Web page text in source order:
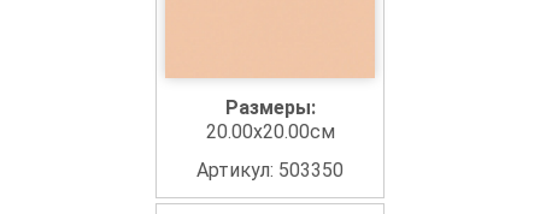
Размеры:
20.00x20.00см
Артикул: 503350